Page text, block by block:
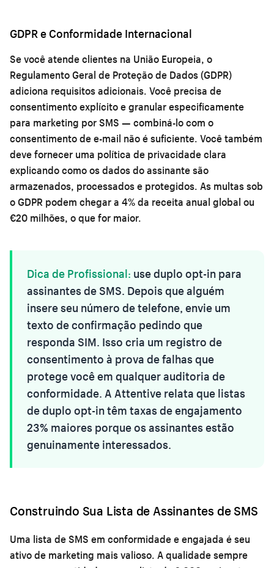
GDPR e Conformidade Internacional
Se você atende clientes na União Europeia, o
Regulamento Geral de Proteção de Dados (GDPR)
adiciona requisitos adicionais. Você precisa de
consentimento explícito e granular especificamente
para marketing por SMS — combiná-lo com o
consentimento de e-mail não é suficiente. Você também
deve fornecer uma política de privacidade clara
explicando como os dados do assinante são
armazenados, processados e protegidos. As multas sob
o GDPR podem chegar a 4% da receita anual global ou
€20 milhões, o que for maior.
Dica de Profissional: use duplo opt-in para
assinantes de SMS. Depois que alguém
insere seu número de telefone, envie um
texto de confirmação pedindo que
responda SIM. Isso cria um registro de
consentimento à prova de falhas que
protege você em qualquer auditoria de
conformidade. A Attentive relata que listas
de duplo opt-in têm taxas de engajamento
23% maiores porque os assinantes estão
genuinamente interessados.
Construindo Sua Lista de Assinantes de SMS
Uma lista de SMS em conformidade e engajada é seu
ativo de marketing mais valioso. A qualidade sempre